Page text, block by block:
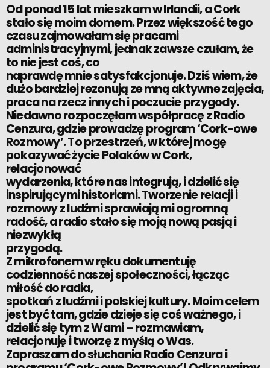
Od ponad 15 lat mieszkam w Irlandii, a Cork
stało się moim domem. Przez większość tego
czasu zajmowałam się pracami
administracyjnymi, jednak zawsze czułam, że
to nie jest coś, co
naprawdę mnie satysfakcjonuje. Dziś wiem, że
dużo bardziej rezonują ze mną aktywne zajęcia,
praca na rzecz innych i poczucie przygody.
Niedawno rozpoczęłam współpracę z Radio
Cenzura, gdzie prowadzę program ‘Cork-owe
Rozmowy’. To przestrzeń, w której mogę
pokazywać życie Polaków w Cork,
relacjonować
wydarzenia, które nas integrują, i dzielić się
inspirującymi historiami. Tworzenie relacji i
rozmowy z ludźmi sprawiają mi ogromną
radość, a radio stało się moją nową pasją i
niezwykłą
przygodą.
Z mikrofonem w ręku dokumentuję
codzienność naszej społeczności, łącząc
miłość do radia,
spotkań z ludźmi i polskiej kultury. Moim celem
jest być tam, gdzie dzieje się coś ważnego, i
dzielić się tym z Wami – rozmawiam,
relacjonuję i tworzę z myślą o Was.
Zapraszam do słuchania Radio Cenzura i